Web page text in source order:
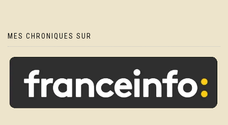
MES CHRONIQUES SUR